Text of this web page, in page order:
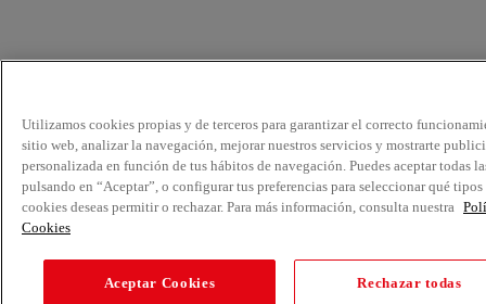
Utilizamos cookies propias y de terceros para garantizar el correcto
sitio web, analizar la navegación, mejorar nuestros servicios y mostrarte
personalizada en función de tus hábitos de navegación. Puedes aceptar todas
pulsando en “Aceptar”, o configurar tus preferencias para seleccionar qué tipos
cookies deseas permitir o rechazar. Para más información, consulta nuestra
Cookies
Aceptar Cookies Rechazar todas